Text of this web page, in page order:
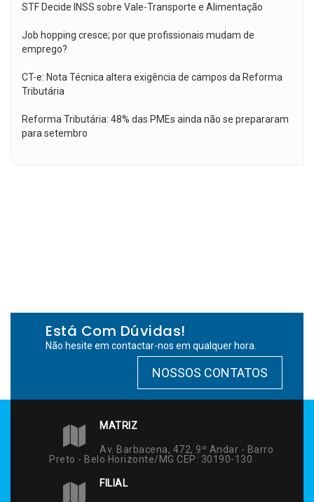
STF Decide INSS sobre Vale-Transporte e Alimentação
Job hopping cresce; por que profissionais mudam de
emprego?
CT-e: Nota Técnica altera exigência de campos da Reforma
Tributária
Reforma Tributária: 48% das PMEs ainda não se prepararam
para setembro
Está Com Dúvidas!
Não hesite em contactar-nos em qualquer hora.
NOSSOS CONTATOS
MATRIZ
Av. Barbacena, 472, 9º Andar - Barro
Preto - Belo Horizonte/MG CEP: 30190-130
FILIAL